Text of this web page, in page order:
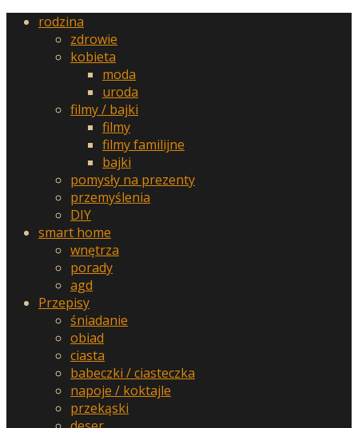
rodzina
zdrowie
kobieta
moda
uroda
filmy / bajki
filmy
filmy familijne
bajki
pomysły na prezenty
przemyślenia
DIY
smart home
wnętrza
porady
agd
Przepisy
śniadanie
obiad
ciasta
babeczki / ciasteczka
napoje / koktajle
przekąski